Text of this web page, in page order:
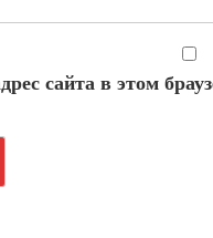
сайта в этом